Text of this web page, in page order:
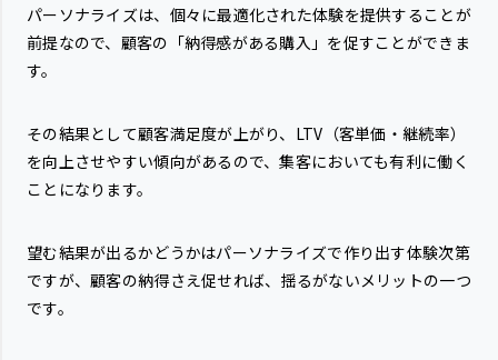
パーソナライズは、個々に最適化された体験を提供することが
前提なので、顧客の「納得感がある購入」を促すことができま
す。
その結果として顧客満足度が上がり、LTV（客単価・継続率）
を向上させやすい傾向があるので、集客においても有利に働く
ことになります。
望む結果が出るかどうかはパーソナライズで作り出す体験次第
ですが、顧客の納得さえ促せれば、揺るがないメリットの一つ
です。